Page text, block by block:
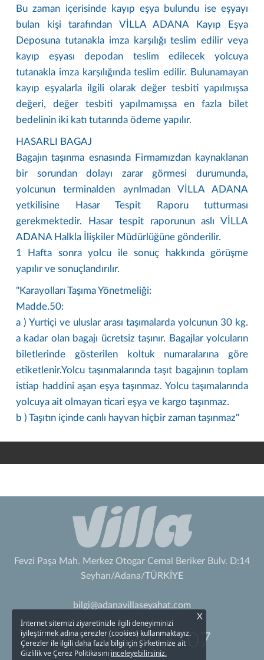
Bu zaman içerisinde kayıp eşya bulundu ise eşyayı
bulan kişi tarafından VİLLA ADANA Kayıp Eşya
Deposuna tutanakla imza karşılığı teslim edilir veya
kayıp eşyası depodan teslim edilecek yolcuya
tutanakla imza karşılığında teslim edilir. Bulunamayan
kayıp eşyalarla ilgili olarak değer tesbiti yapılmışsa
değeri, değer tesbiti yapılmamışsa en fazla bilet
bedelinin iki katı tutarında ödeme yapılır.
HASARLI BAGAJ
Bagajın taşınma esnasında Firmamızdan kaynaklanan
bir sorundan dolayı zarar görmesi durumunda,
yolcunun terminalden ayrılmadan VİLLA ADANA
yetkilisine Hasar Tespit Raporu tutturması
gerekmektedir. Hasar tespit raporunun aslı VİLLA
ADANA Halkla İlişkiler Müdürlüğüne gönderilir.
1 Hafta sonra yolcu ile sonuç hakkında görüşme
yapılır ve sonuçlandırılır.
"Karayolları Taşıma Yönetmeliği:
Madde.50:
a ) Yurtiçi ve uluslar arası taşımalarda yolcunun 30 kg.
a kadar olan bagajı ücretsiz taşınır. Bagajlar yolcuların
biletlerinde gösterilen koltuk numaralarına göre
etiketlenir.Yolcu taşınmalarında taşıt bagajının toplam
istiap haddini aşan eşya taşınmaz. Yolcu taşımalarında
yolcuya ait olmayan ticari eşya ve kargo taşınmaz.
b ) Taşıtın içinde canlı hayvan hiçbir zaman taşınmaz"
Fevzi Paşa Mah. Merkez Otogar Cemal Beriker Bulv. D:14
Seyhan/Adana/TÜRKİYE
bilgi@adanavillaseyahat.com
(0322) 429 00 07
X
İnternet sitemizi ziyaretinizle ilgili deneyiminizi
iyileştirmek adına çerezler (cookies) kullanmaktayız.
Çerezler ile ilgili daha fazla bilgi için Şirketimize ait
Gizlilik ve Çerez Politikasını inceleyebilirsiniz.